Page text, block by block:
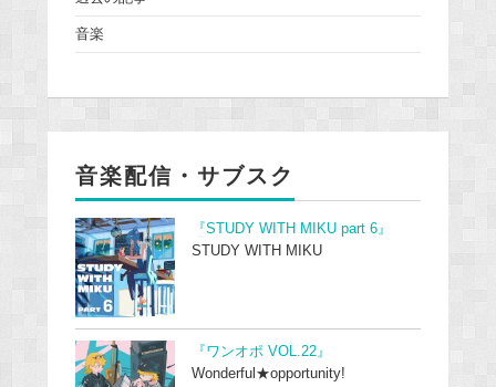
音楽
音楽配信・サブスク
『STUDY WITH MIKU part 6』
STUDY WITH MIKU
『ワンオポ VOL.22』
Wonderful★opportunity!